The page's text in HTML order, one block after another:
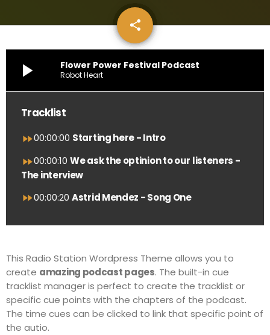
share
email
play_arrow Flower Power Festival Podcast
Robot Heart
Tracklist
fast_forward00:00:00 Starting here - Intro
fast_forward00:00:10 We ask the optinion to our listeners -
The interview
fast_forward00:00:20 Astrid Mendez - Song One
This Radio Station Wordpress Theme allows you to
create amazing podcast pages. The built-in cue
tracklist manager is perfect to create the tracklist or
specific cue points with the chapters of the podcast.
The time cues can be clicked to link that specific point of
the autio.